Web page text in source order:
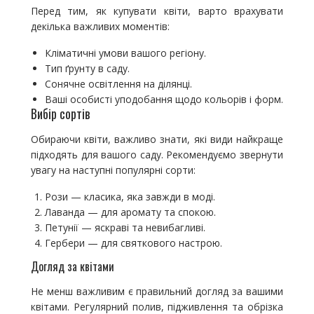
Перед тим, як купувати квіти, варто врахувати
декілька важливих моментів:
Кліматичні умови вашого регіону.
Тип ґрунту в саду.
Сонячне освітлення на ділянці.
Ваші особисті уподобання щодо кольорів і форм.
Вибір сортів
Обираючи квіти, важливо знати, які види найкраще
підходять для вашого саду. Рекомендуємо звернути
увагу на наступні популярні сорти:
Рози — класика, яка завжди в моді.
Лаванда — для аромату та спокою.
Петунії — яскраві та невибагливі.
Гербери — для святкового настрою.
Догляд за квітами
Не менш важливим є правильний догляд за вашими
квітами. Регулярний полив, підживлення та обрізка